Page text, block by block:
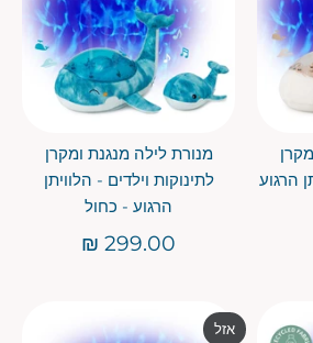
הרגוע
מנורת לילה מנגנת ומקרן
לתינוקות וילדים - הלוויתן
הרגוע - כחול
299.00 ₪
אזל